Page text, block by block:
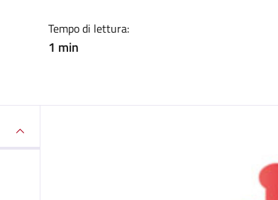
Tempo di lettura:
1 min